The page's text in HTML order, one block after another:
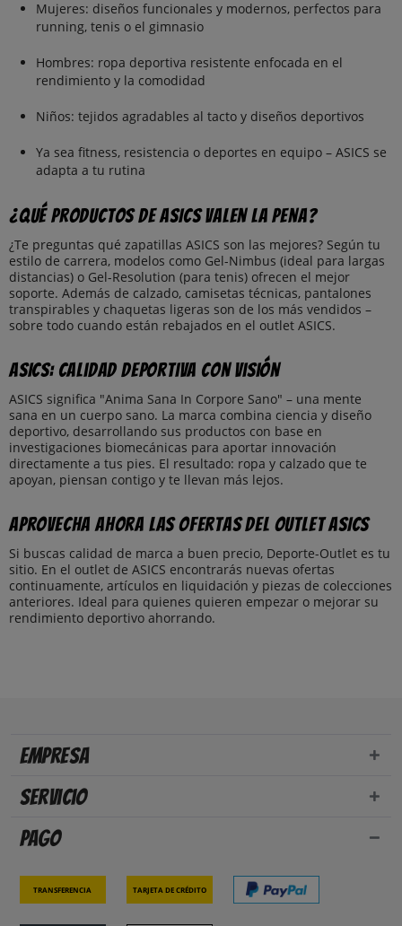
Mujeres: diseños funcionales y modernos, perfectos para
running, tenis o el gimnasio
Hombres: ropa deportiva resistente enfocada en el
rendimiento y la comodidad
Niños: tejidos agradables al tacto y diseños deportivos
Ya sea fitness, resistencia o deportes en equipo – ASICS se
adapta a tu rutina
¿Qué productos de ASICS valen la pena?
¿Te preguntas qué zapatillas ASICS son las mejores? Según tu
estilo de carrera, modelos como Gel-Nimbus (ideal para largas
distancias) o Gel-Resolution (para tenis) ofrecen el mejor
soporte. Además de calzado, camisetas técnicas, pantalones
transpirables y chaquetas ligeras son de los más vendidos –
sobre todo cuando están rebajados en el outlet ASICS.
ASICS: Calidad deportiva con visión
ASICS significa "Anima Sana In Corpore Sano" – una mente
sana en un cuerpo sano. La marca combina ciencia y diseño
deportivo, desarrollando sus productos con base en
investigaciones biomecánicas para aportar innovación
directamente a tus pies. El resultado: ropa y calzado que te
apoyan, piensan contigo y te llevan más lejos.
Aprovecha ahora las ofertas del outlet ASICS
Si buscas calidad de marca a buen precio, Deporte-Outlet es tu
sitio. En el outlet de ASICS encontrarás nuevas ofertas
continuamente, artículos en liquidación y piezas de colecciones
anteriores. Ideal para quienes quieren empezar o mejorar su
rendimiento deportivo ahorrando.
Empresa
Servicio
Pago
Transferencia Tarjeta de crédito